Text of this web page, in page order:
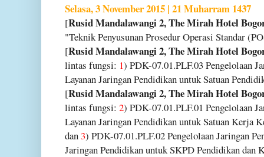
Selasa, 3 November 2015 | 21 Muharram 1437
[Rusid Mandalawangi 2, The Mirah Hotel
"Teknik Penyusunan Prosedur Operasi Standar
[Rusid Mandalawangi 2, The Mirah Hotel
lintas fungsi: 1) PDK-07.01.PLF.03 Pengelolaan
Layanan Jaringan Pendidikan untuk Satuan
[Rusid Mandalawangi 2, The Mirah Hotel
lintas fungsi: 2) PDK-07.01.PLF.01 Pengelolaan
Layanan Jaringan Pendidikan untuk Satuan Kerja
dan3) PDK-07.01.PLF.02 Pengelolaan Jaringan
Jaringan Pendidikan untuk SKPD Pendidikan dan